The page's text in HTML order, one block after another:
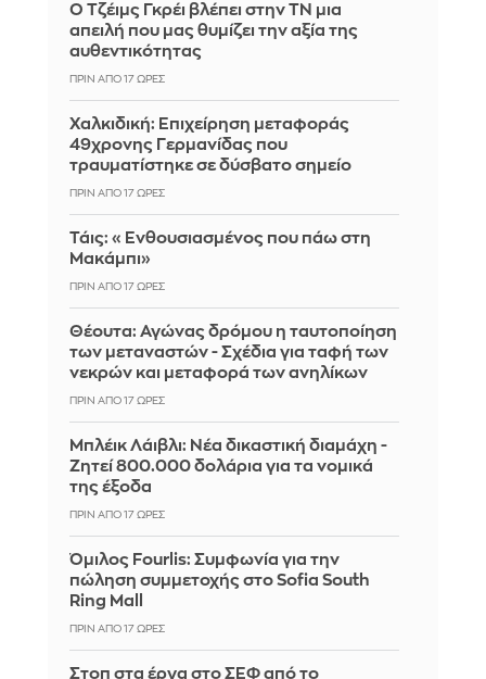
Ο Τζέιμς Γκρέι βλέπει στην ΤΝ μια
απειλή που μας θυμίζει την αξία της
αυθεντικότητας
ΠΡΙΝ ΑΠΌ 17 ΏΡΕΣ
Χαλκιδική: Επιχείρηση μεταφοράς
49χρονης Γερμανίδας που
τραυματίστηκε σε δύσβατο σημείο
ΠΡΙΝ ΑΠΌ 17 ΏΡΕΣ
Τάις: «Ενθουσιασμένος που πάω στη
Μακάμπι»
ΠΡΙΝ ΑΠΌ 17 ΏΡΕΣ
Θέουτα: Αγώνας δρόμου η ταυτοποίηση
των μεταναστών - Σχέδια για ταφή των
νεκρών και μεταφορά των ανηλίκων
ΠΡΙΝ ΑΠΌ 17 ΏΡΕΣ
Μπλέικ Λάιβλι: Νέα δικαστική διαμάχη -
Ζητεί 800.000 δολάρια για τα νομικά
της έξοδα
ΠΡΙΝ ΑΠΌ 17 ΏΡΕΣ
Όμιλος Fourlis: Συμφωνία για την
πώληση συμμετοχής στο Sofia South
Ring Mall
ΠΡΙΝ ΑΠΌ 17 ΏΡΕΣ
Στοπ στα έργα στο ΣΕΦ από το